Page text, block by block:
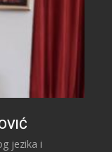
jezika i